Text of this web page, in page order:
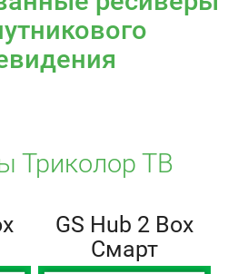
Триколор ТВ
GS Hub 2 Box
Смарт